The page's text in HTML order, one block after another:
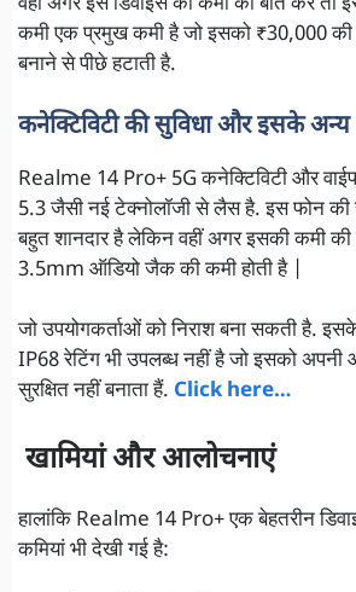
कमी एक प्रमुख कमी है जो इसको ₹30,000 की
बनाने से पीछे हटाती है.
कनेक्टिविटी की सुविधा और इसके अन्य
Realme 14 Pro+ 5G कनेक्टिविटी और
5.3 जैसी नई टेक्नोलॉजी से लैस है. इस फोन की
बहुत शानदार है लेकिन वहीं अगर इसकी कमी
3.5mm ऑडियो जैक की कमी होती है |
जो उपयोगकर्ताओं को निराश बना सकती है.
IP68 रेटिंग भी उपलब्ध नहीं है जो इसको
सुरक्षित नहीं बनाता हैं. Click here…
खामियां और आलोचनाएं
हालांकि Realme 14 Pro+ एक बेहतरीन
कमियां भी देखी गई है: